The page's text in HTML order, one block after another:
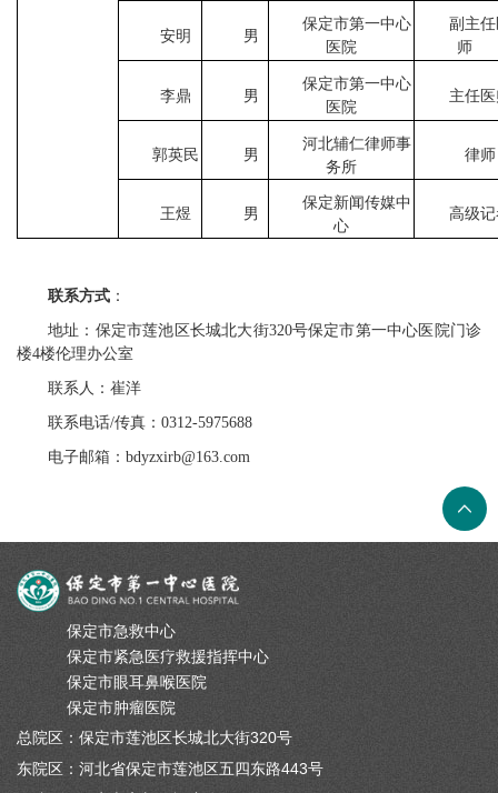
安明 男
保定市第一中心
医院
副主
师
李鼎 男
保定市第一中心
医院
主任
郭英民 男
河北辅仁律师事
务所
律师
王煜 男
保定新闻传媒中
心
高级记
联系方式 ：
地址：保定市莲池区长城北大街320号保定市第一中心医院门诊
楼4楼伦理办公室
联系人：崔洋
联系电话/传真： 0312-5975688
电子邮箱： bdyzxirb@163.com
保定市急救中心
保定市紧急医疗救援指挥中心
保定市眼耳鼻喉医院
保定市肿瘤医院
总院区：保定市莲池区长城北大街320号
东院区：河北省保定市莲池区五四东路443号